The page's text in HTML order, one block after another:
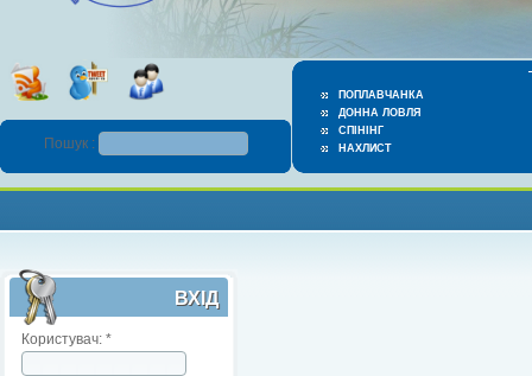
ПОПЛАВЧАНКА
ДОННА ЛОВЛЯ
СПІНІНГ
НАХЛИСТ
Пошук :
ВХІД
Користувач: *